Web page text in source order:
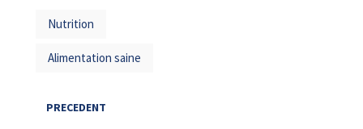
Nutrition
Alimentation saine
PRECEDENT